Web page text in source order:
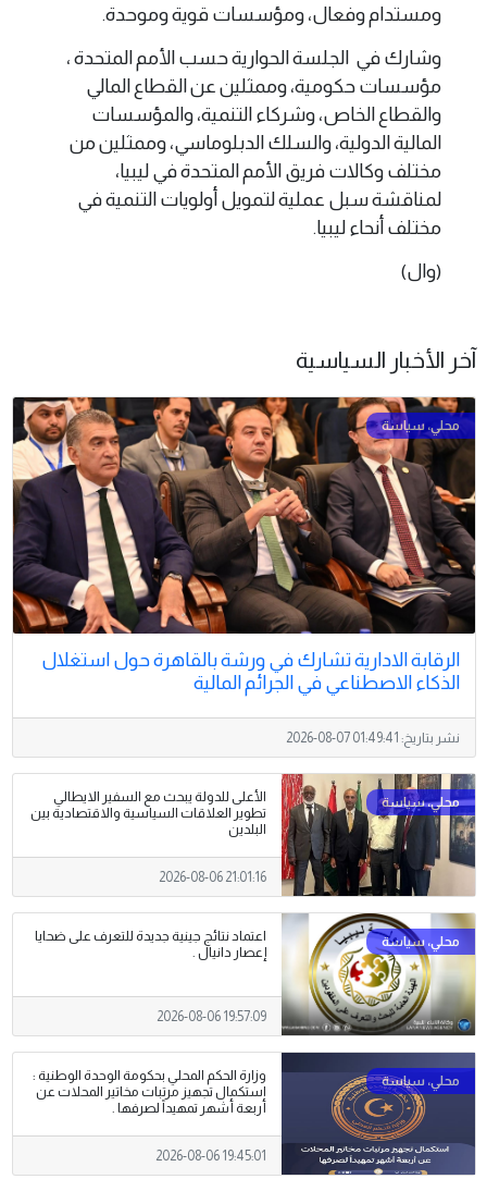
ومستدام وفعال، ومؤسسات قوية وموحدة.
وشارك في الجلسة الحوارية حسب الأمم المتحدة ،
مؤسسات حكومية، وممثلين عن القطاع المالي
والقطاع الخاص، وشركاء التنمية، والمؤسسات
المالية الدولية، والسلك الدبلوماسي، وممثلين من
مختلف وكالات فريق الأمم المتحدة في ليبيا،
لمناقشة سبل عملية لتمويل أولويات التنمية في
مختلف أنحاء ليبيا.
(وال)
آخر الأخبار السياسية
الرقابة الادارية تشارك في ورشة بالقاهرة حول استغلال
الذكاء الاصطناعي في الجرائم المالية
نشر بتاريخ: 2026-08-07 01:49:41
الأعلى للدولة يبحث مع السفير الايطالي
تطوير العلاقات السياسية والاقتصادية بين
البلدين
2026-08-06 21:01:16
اعتماد نتائج جينية جديدة للتعرف على ضحايا
إعصار دانيال .
2026-08-06 19:57:09
وزارة الحكم المحلي بحكومة الوحدة الوطنية :
استكمال تجهيز مرتبات مخاتير المحلات عن
أربعة أشهر تمهيداً لصرفها .
2026-08-06 19:45:01